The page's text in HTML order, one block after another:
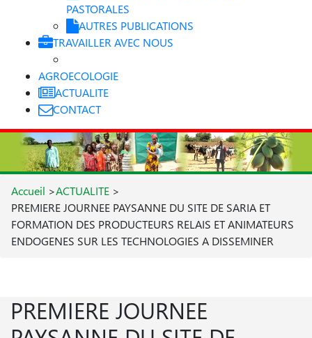
PASTORALES
AUTRES PUBLICATIONS
TRAVAILLER AVEC NOUS
AGROECOLOGIE
ACTUALITE
CONTACT
Accueil >ACTUALITE >
PREMIERE JOURNEE PAYSANNE DU SITE DE SARIA ET
FORMATION DES PRODUCTEURS RELAIS ET ANIMATEURS
ENDOGENES SUR LES TECHNOLOGIES A DISSEMINER
PREMIERE JOURNEE